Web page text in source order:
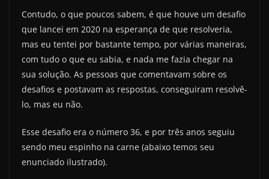
Contudo, o que poucos sabem, é que houve um desafio
que lancei em 2020 na esperança de que resolveria,
mas eu tentei por bastante tempo, por várias maneiras,
com tudo o que eu sabia, e nada me fazia chegar na
sua solução. As pessoas que comentavam sobre os
desafios e postavam as respostas, conseguiram resolvê-
lo, mas eu não.
Esse desafio era o número 36, e por três anos seguiu
sendo meu espinho na carne (abaixo temos seu
enunciado ilustrado).